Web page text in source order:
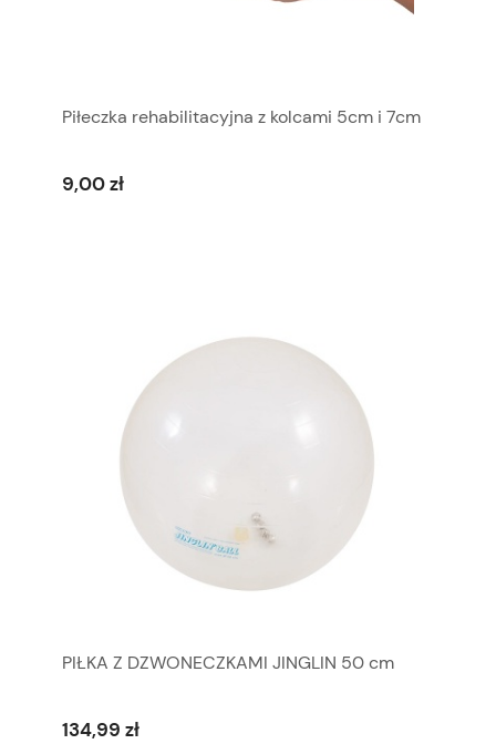
Piłeczka rehabilitacyjna z kolcami 5cm i 7cm
9,00 zł
PIŁKA Z DZWONECZKAMI JINGLIN 50 cm
134,99 zł